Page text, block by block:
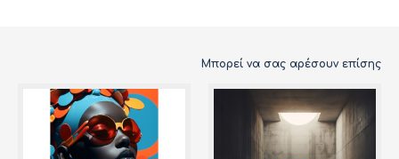
Μπορεί να σας αρέσουν επίσης